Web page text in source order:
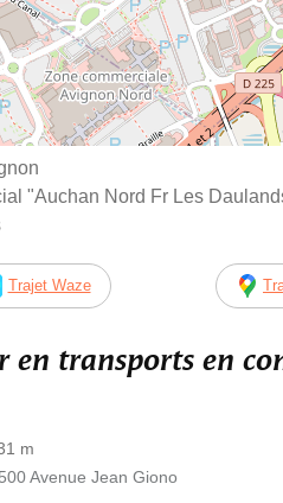
"Auchan Nord Fr Les
Trajet Waze
en transports en
m
Avenue Jean Giono